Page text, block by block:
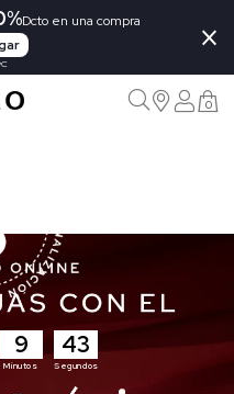
Dcto en una compra
×
0
9
Minutos
41
Segundos